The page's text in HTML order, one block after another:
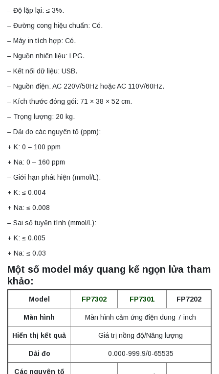
– Độ lặp lại: ≤ 3%.
– Đường cong hiệu chuẩn: Có.
– Máy in tích hợp: Có.
– Nguồn nhiên liệu: LPG.
– Kết nối dữ liệu: USB.
– Nguồn điện: AC 220V/50Hz hoặc AC 110V/60Hz.
– Kích thước đóng gói: 71 × 38 × 52 cm.
– Trọng lượng: 20 kg.
– Dải đo các nguyên tố (ppm):
+ K: 0 – 100 ppm
+ Na: 0 – 160 ppm
– Giới hạn phát hiện (mmol/L):
+ K: ≤ 0.004
+ Na: ≤ 0.008
– Sai số tuyến tính (mmol/L):
+ K: ≤ 0.005
+ Na: ≤ 0.03
Một số model máy quang kế ngọn lửa tham
khảo:
Model FP7302 FP7301 FP7202
Màn hình Màn hình cảm ứng điện dung 7 inch
Hiển thị kết quả Giá trị nồng độ/Năng lượng
Dải đo 0.000-999.9/0-65535
Các nguyên tố